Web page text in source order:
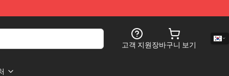
고객 지원장바구니 보기